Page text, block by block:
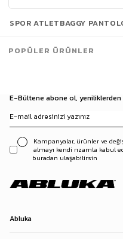
Son Bakılanlar
E-Bültene abone ol, yeniliklerden
Kampanyalar, ürünler ve
almayı kendi rızamla kabul
buradan ulaşabilirsin
Abluka
SPOR ATLETBAGGY
POPÜLER ÜRÜNLER